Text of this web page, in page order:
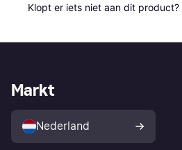
Klopt er iets niet aan dit product?
Markt
Nederland